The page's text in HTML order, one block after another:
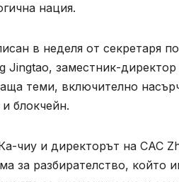
нация.
в неделя от секретаря
Jingtao, заместник-
теми, включително
блокчейн.
чиу и директорът на CAC
за разбирателство, който